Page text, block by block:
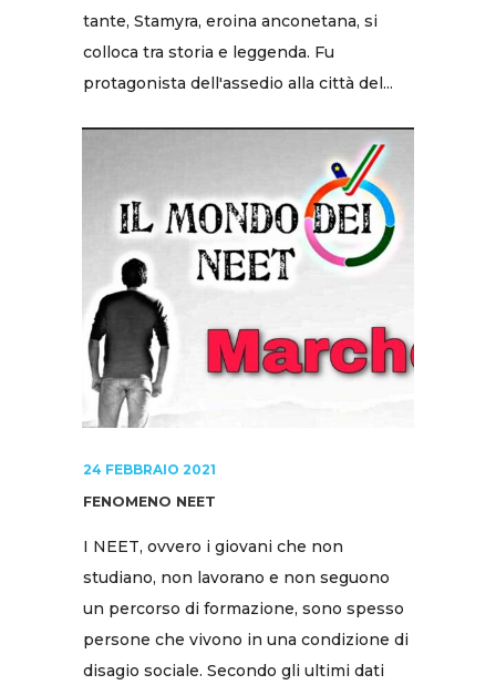
tante, Stamyra, eroina anconetana, si
colloca tra storia e leggenda. Fu
protagonista dell'assedio alla città del...
24 FEBBRAIO 2021
FENOMENO NEET
I NEET, ovvero i giovani che non
studiano, non lavorano e non seguono
un percorso di formazione, sono spesso
persone che vivono in una condizione di
disagio sociale. Secondo gli ultimi dati